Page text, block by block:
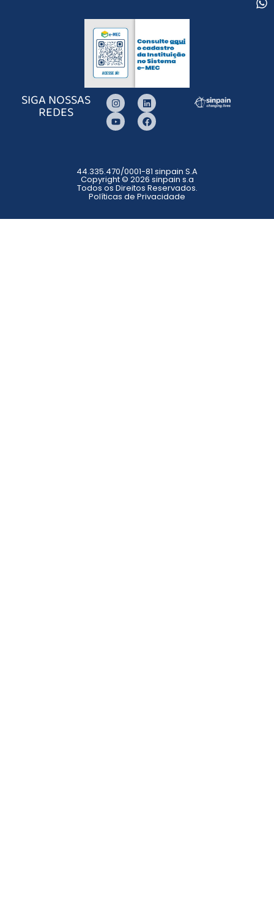
SIGA NOSSAS
REDES
44.335.470/0001-81 sinpain S.A
Copyright © 2026 sinpain s.a
Todos os Direitos Reservados.
Políticas de Privacidade